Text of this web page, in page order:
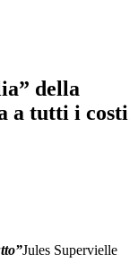
della
a tutti i costi
Jules Supervielle